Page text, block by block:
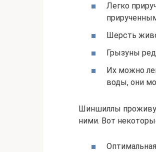
Легко
Шерсть
Грызуны
Их можно
воды, они
Шиншиллы
ними. Вот